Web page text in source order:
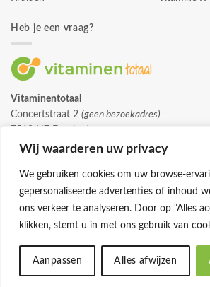
Wij waarderen uw privacy
We gebruiken cookies om uw browse-
gepersonaliseerde advertenties of inhoud
ons verkeer te analyseren. Door op "Alles
klikken, stemt u in met ons gebruik van
Aanpassen Alles afwijzen
Heb je een vraag?
Vitaminentotaal
Concertstraat 2 (geen bezoekadres)
info@vitaminentotaal.nl
© 2026 -